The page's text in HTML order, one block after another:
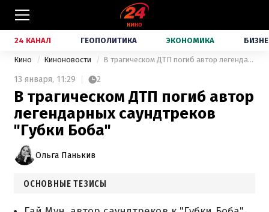
24 КАНАЛ ГЕОПОЛИТИКА ЭКОНОМИКА
Кино Киноновости В трагическом ДТП погиб автор легендарных саундтреков "Губки Боба"
13 января, 11:29 2
В трагическом ДТП погиб автор
легендарных саундтреков
"Губки Боба"
Ольга Панькив
ОСНОВНЫЕ ТЕЗИСЫ